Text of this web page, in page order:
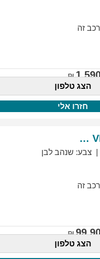
זה
הצג טלפון
חזרו אלי
GIULIETTA
צבע: שנהב לבן
זה
הצג טלפון